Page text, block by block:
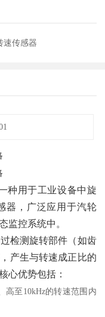
速传感器
种用于工业设备中旋
器，广泛应用于汽轮
监控系统中。
检测旋转部件（如齿
产生与转速成正比的
心优势包括：
高至10kHz的转速范围内